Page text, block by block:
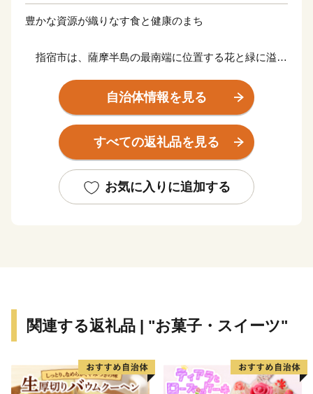
豊かな資源が織りなす食と健康のまち
指宿市は、薩摩半島の最南端に位置する花と緑に溢れ
をはじめ、豊富に湧出する温泉に恵まれております。
市には九州一の大きさを誇る池田湖、薩摩富士の別名
で呼ばれる開聞岳、南国ムード漂う長崎鼻、潮の干満で
た、湧き出る清水に代表され、豊かな水環境を有するソ
ーメン流しで有名な唐船峡の周辺地域は、水の郷百選に
自治体情報を見る
すべての返礼品を見る
お気に入りに追加する
関連する返礼品 | "お菓子・スイーツ"